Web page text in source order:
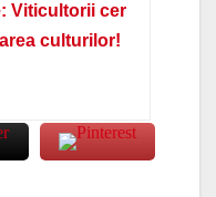
Viticultorii cer
culturilor!